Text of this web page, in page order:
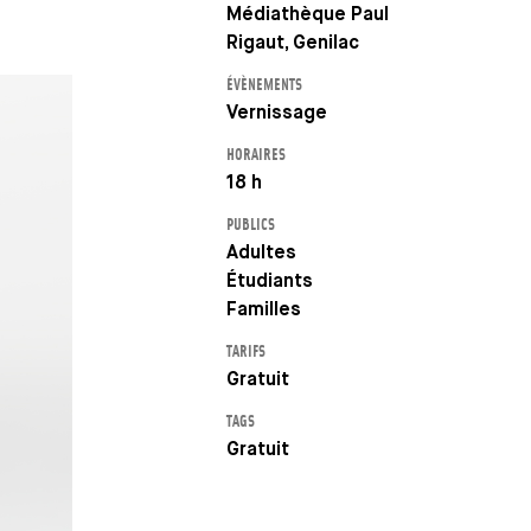
Médiathèque Paul
Rigaut, Genilac
ÉVÈNEMENTS
Vernissage
HORAIRES
18 h
PUBLICS
Adultes
Étudiants
Familles
TARIFS
Gratuit
TAGS
Gratuit